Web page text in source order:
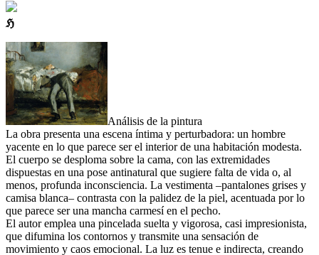
ℌ
Análisis de la pintura
La obra presenta una escena íntima y perturbadora: un hombre
yacente en lo que parece ser el interior de una habitación modesta.
El cuerpo se desploma sobre la cama, con las extremidades
dispuestas en una pose antinatural que sugiere falta de vida o, al
menos, profunda inconsciencia. La vestimenta –pantalones grises y
camisa blanca– contrasta con la palidez de la piel, acentuada por lo
que parece ser una mancha carmesí en el pecho.
El autor emplea una pincelada suelta y vigorosa, casi impresionista,
que difumina los contornos y transmite una sensación de
movimiento y caos emocional. La luz es tenue e indirecta, creando